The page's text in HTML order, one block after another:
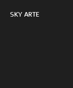
SKY ARTE